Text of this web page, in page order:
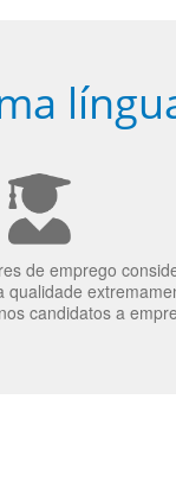
de emprego
qualidade
candidatos a